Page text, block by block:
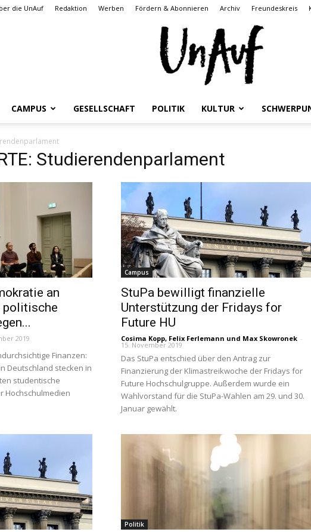
die UnAuf Redaktion Werben Fördern & Abonnieren Archiv Freundeskreis
ONLINE
Studierendenzeitung
der
HU
CAMPUS GESELLSCHAFT POLITIK KULTUR
Studierendenparlament
an
politische
2019
Finanzen:
Deutschland stecken in
studentische
Hochschulmedien
Campus
StuPa bewilligt finanzielle
Unterstützung der Fridays for
Future HU
Cosima Kopp, Felix Ferlemann und Max Skowronek -
15. November 2019
Das StuPa entschied über den Antrag zur
Finanzierung der Klimastreikwoche der Fridays for
Future Hochschulgruppe. Außerdem wurde ein
Wahlvorstand für die StuPa-Wahlen am 29. und 30.
Januar gewählt.
Politik